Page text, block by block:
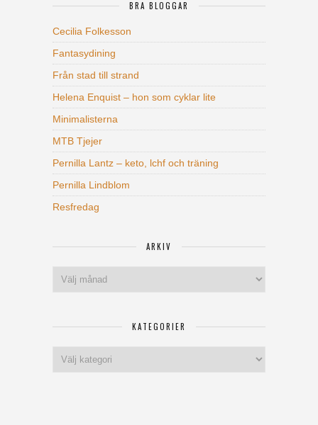
BRA BLOGGAR
Cecilia Folkesson
Fantasydining
Från stad till strand
Helena Enquist – hon som cyklar lite
Minimalisterna
MTB Tjejer
Pernilla Lantz – keto, lchf och träning
Pernilla Lindblom
Resfredag
ARKIV
KATEGORIER